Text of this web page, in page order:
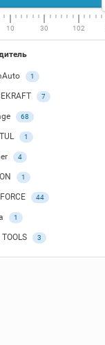
10 30 102
1
7
68
1
4
1
44
1
3